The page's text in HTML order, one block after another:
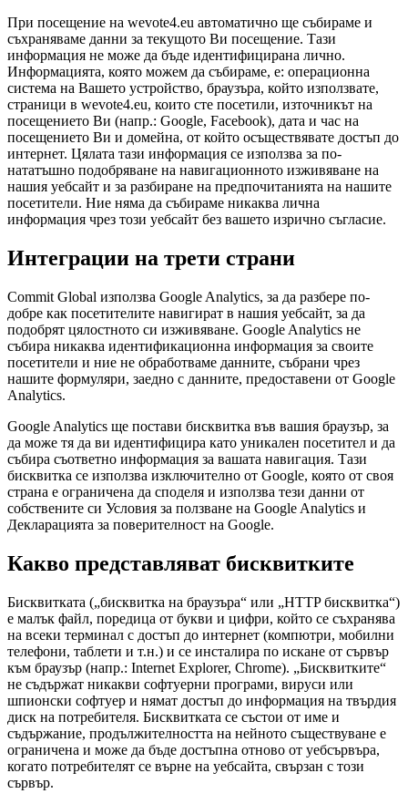
При посещение на wevote4.eu автоматично ще събираме и
съхраняваме данни за текущото Ви посещение. Тази
информация не може да бъде идентифицирана лично.
Информацията, която можем да събираме, е: операционна
система на Вашето устройство, браузъра, който използвате,
страници в wevote4.eu, които сте посетили, източникът на
посещението Ви (напр.: Google, Facebook), дата и час на
посещението Ви и домейна, от който осъществявате достъп до
интернет. Цялата тази информация се използва за по-
нататъшно подобряване на навигационното изживяване на
нашия уебсайт и за разбиране на предпочитанията на нашите
посетители. Ние няма да събираме никаква лична
информация чрез този уебсайт без вашето изрично съгласие.
Интеграции на трети страни
Commit Global използва Google Analytics, за да разбере по-
добре как посетителите навигират в нашия уебсайт, за да
подобрят цялостното си изживяване. Google Analytics не
събира никаква идентификационна информация за своите
посетители и ние не обработваме данните, събрани чрез
нашите формуляри, заедно с данните, предоставени от Google
Analytics.
Google Analytics ще постави бисквитка във вашия браузър, за
да може тя да ви идентифицира като уникален посетител и да
събира съответно информация за вашата навигация. Тази
бисквитка се използва изключително от Google, която от своя
страна е ограничена да споделя и използва тези данни от
собствените си Условия за ползване на Google Analytics и
Декларацията за поверителност на Google.
Какво представляват бисквитките
Бисквитката („бисквитка на браузъра“ или „HTTP бисквитка“)
е малък файл, поредица от букви и цифри, който се съхранява
на всеки терминал с достъп до интернет (компютри, мобилни
телефони, таблети и т.н.) и се инсталира по искане от сървър
към браузър (напр.: Internet Explorer, Chrome). „Бисквитките“
не съдържат никакви софтуерни програми, вируси или
шпионски софтуер и нямат достъп до информация на твърдия
диск на потребителя. Бисквитката се състои от име и
съдържание, продължителността на нейното съществуване е
ограничена и може да бъде достъпна отново от уебсървъра,
когато потребителят се върне на уебсайта, свързан с този
сървър.